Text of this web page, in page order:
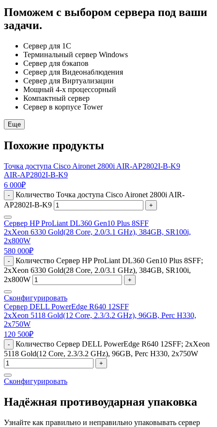
Поможем с выбором сервера под ваши
задачи.
Сервер для 1С
Терминальный сервер Windows
Сервер для бэкапов
Сервер для Видеонаблюдения
Сервер для Виртуализации
Мощный 4-х процессорный
Компактный сервер
Сервер в корпусе Tower
Еще
Похожие продукты
Точка доступа Cisco Aironet 2800i AIR-AP2802I-B-K9
AIR-AP2802I-B-K9
6 000₽
-
Количество Точка доступа Cisco Aironet 2800i AIR-
AP2802I-B-K9
+
Сервер HP ProLiant DL360 Gen10 Plus 8SFF
2xXeon 6330 Gold(28 Core, 2.0/3.1 GHz), 384GB, SR100i,
2x800W
580 000₽
-
Количество Сервер HP ProLiant DL360 Gen10 Plus 8SFF;
2xXeon 6330 Gold(28 Core, 2.0/3.1 GHz), 384GB, SR100i,
2x800W
+
Сконфигурировать
Сервер DELL PowerEdge R640 12SFF
2xXeon 5118 Gold(12 Core, 2.3/3.2 GHz), 96GB, Perc H330,
2x750W
120 500₽
-
Количество Сервер DELL PowerEdge R640 12SFF; 2xXeon
5118 Gold(12 Core, 2.3/3.2 GHz), 96GB, Perc H330, 2x750W
+
Сконфигурировать
Надёжная противоударная упаковка
Узнайте как правильно и неправильно упаковывать сервер